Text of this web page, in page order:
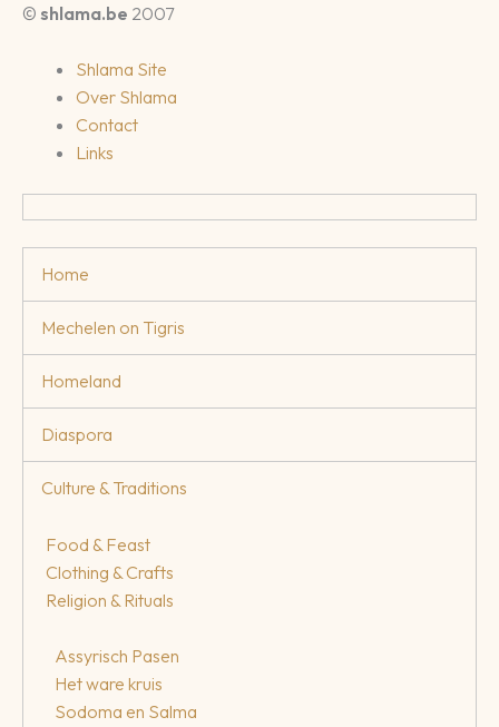
© shlama.be 2007
Shlama Site
Over Shlama
Contact
Links
Home
Mechelen on Tigris
Homeland
Diaspora
Culture & Traditions
Food & Feast
Clothing & Crafts
Religion & Rituals
Assyrisch Pasen
Het ware kruis
Sodoma en Salma